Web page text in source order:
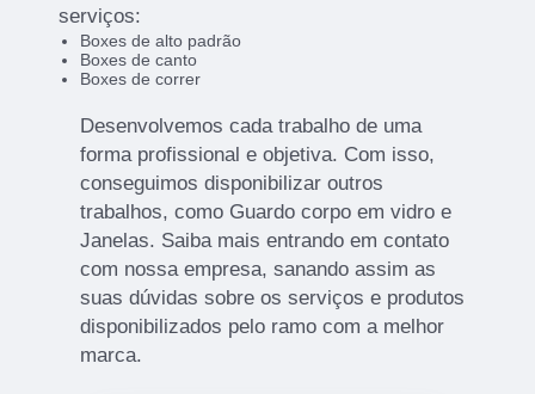
serviços:
Boxes de alto padrão
Boxes de canto
Boxes de correr
Desenvolvemos cada trabalho de uma
forma profissional e objetiva. Com isso,
conseguimos disponibilizar outros
trabalhos, como Guardo corpo em vidro e
Janelas. Saiba mais entrando em contato
com nossa empresa, sanando assim as
suas dúvidas sobre os serviços e produtos
disponibilizados pelo ramo com a melhor
marca.